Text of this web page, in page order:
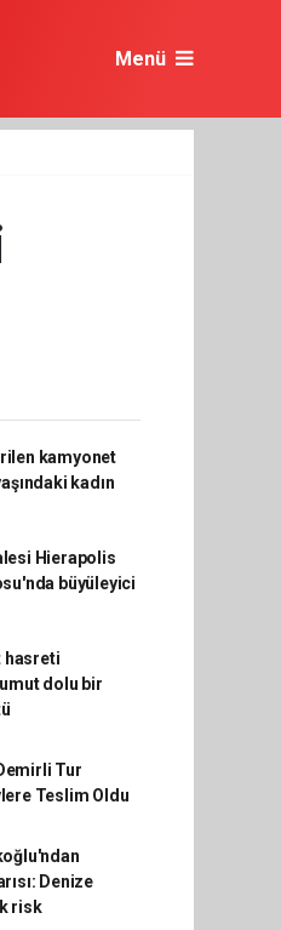
Menü
kamyonet
kadın
Hierapolis
büyüleyici
hasreti
dolu bir
Tur
Teslim Oldu
Denize
risk